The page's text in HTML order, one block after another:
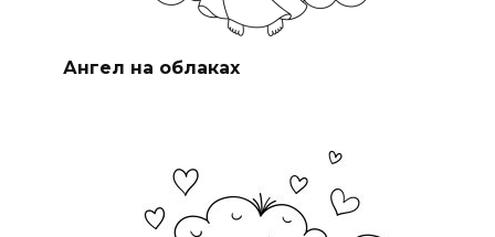
Ангел на облаках